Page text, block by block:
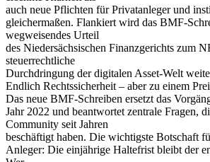
auch neue Pflichten für Privatanleger und
gleichermaßen. Flankiert wird das BMF-
wegweisendes Urteil
des Niedersächsischen Finanzgerichts zum
steuerrechtliche
Durchdringung der digitalen Asset-Welt
Endlich Rechtssicherheit – aber zu einem
Das neue BMF-Schreiben ersetzt das
Jahr 2022 und beantwortet zentrale Fragen,
Community seit Jahren
beschäftigt haben. Die wichtigste Botschaft
Anleger: Die einjährige Haltefrist bleibt der